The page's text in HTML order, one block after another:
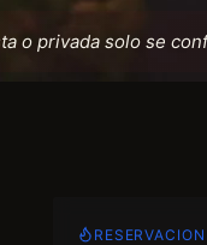
o privada solo se